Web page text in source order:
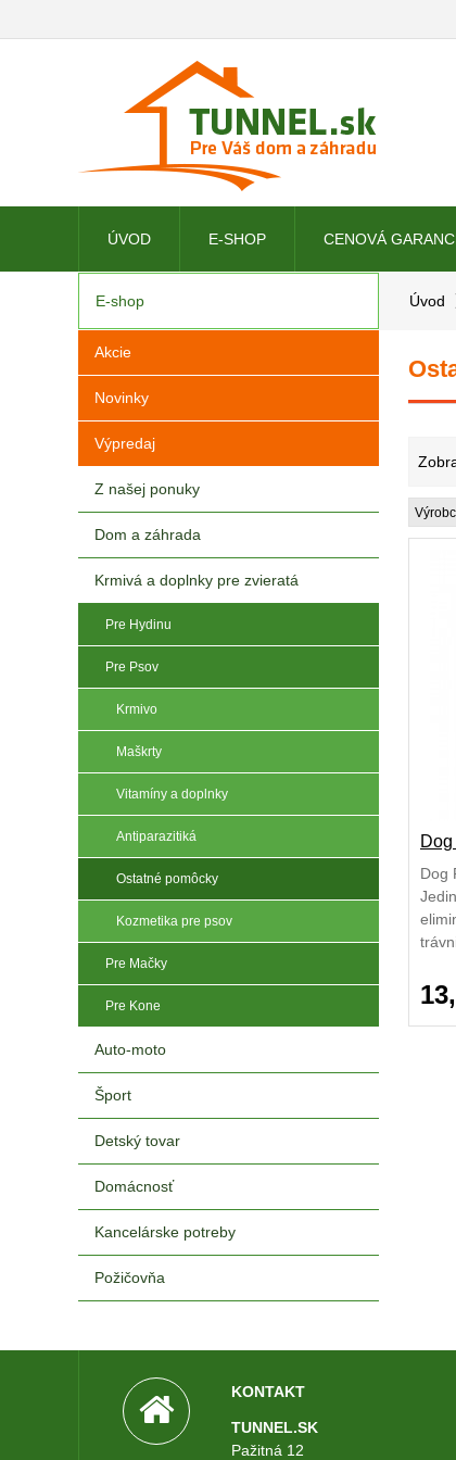
Úvod
Dog
E-shop
Akcie
Novinky
Výpredaj
Z našej ponuky
Dom a záhrada
Krmivá a doplnky pre zvieratá
Pre Hydinu
Pre Psov
Krmivo
Maškrty
Vitamíny a doplnky
Antiparazitiká
Ostatné pomôcky
Kozmetika pre psov
Pre Mačky
Pre Kone
Auto-moto
Šport
Detský tovar
Domácnosť
Kancelárske potreby
Požičovňa
ÚVOD E-SHOP CENOVÁ
KONTAKT
TUNNEL.SK
Pažitná 12